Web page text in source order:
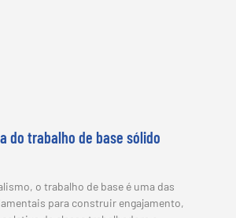
do trabalho de base sólido
o trabalho de base é uma das
para construir engajamento,